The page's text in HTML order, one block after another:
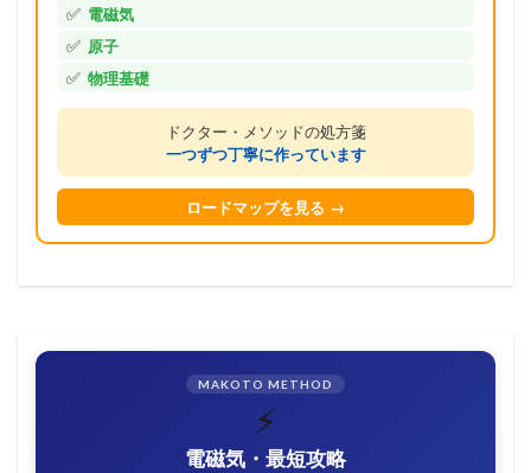
✅ 電磁気
✅ 原子
✅ 物理基礎
ドクター・メソッドの処方箋
一つずつ丁寧に作っています
ロードマップを見る →
MAKOTO METHOD
⚡
電磁気・最短攻略